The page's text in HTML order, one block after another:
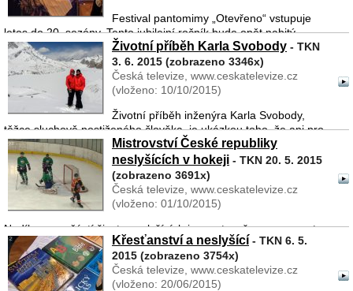
Festival pantomimy „Otevřeno“ vstupuje
letos do 20. sezóny. Tento jubilejní ročník bude opět nabitý,
potkáme se se zajímavými hosty i účinkujícími, kteří vystoupí v
přehlídkách. Nebudou chybět ani tradiční workshopy. Při t ...
Životní příběh Karla Svobody - TKN
3. 6. 2015 (zobrazeno 3346x)
Česká televize, www.ceskatelevize.cz
(vloženo: 10/10/2015)
Životní příběh inženýra Karla Svobody,
těžce sluchově postiženého člověka, je ukázkou toho, že ani pro
sluchově postižené lidi neexistuje překážka, která by se nedala
překonat. A také, že se do světa může vydat každý, i ...
Mistrovství České republiky
neslyšících v hokeji - TKN 20. 5. 2015
(zobrazeno 3691x)
Česká televize, www.ceskatelevize.cz
(vloženo: 01/10/2015)
Nedílnou součástí života neslyšících je sport a vše, co se sportem
souvisí. Veškeré sportovní akce jsou příležitostí k setkání a
především pak ke sdílení zážitků s lidmi uvnitř komunity, kteří
mají stejné zkušenosti, ...
Křesťanství a neslyšící - TKN 6. 5.
2015 (zobrazeno 3754x)
Česká televize, www.ceskatelevize.cz
(vloženo: 20/06/2015)